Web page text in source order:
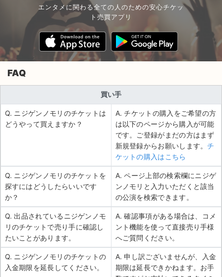
エンタメに関わる全ての人のための安心チケッ
ト売買アプリ
FAQ
買い手
Q. ニジゲンノモリのチケットは
どうやって買えますか？
A. チケットの購入をご希望の方
は以下のページから購入が可能
です。ご登録がまだの方はまず
新規登録からお願いします。チ
ケットの購入はこちら
Q. ニジゲンノモリのチケットを
探すにはどうしたらいいです
か？
A. ページ上部の検索欄にニジゲ
ンノモリと入力いただくと該当
の公演を検索できます。
Q. 出品されているニジゲンノモ
リのチケットで売り手に確認し
たいことがあります。
A. 確認事項がある場合は、コメ
ント機能を使って直接売り手様
へご質問ください。
Q. ニジゲンノモリのチケットの
入金期限を延長してください。
A. 申し訳ございませんが、入金
期限は延長できかねます。お手